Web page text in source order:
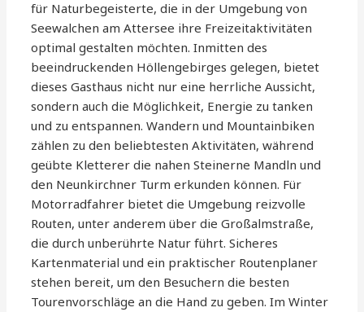
für Naturbegeisterte, die in der Umgebung von
Seewalchen am Attersee ihre Freizeitaktivitäten
optimal gestalten möchten. Inmitten des
beeindruckenden Höllengebirges gelegen, bietet
dieses Gasthaus nicht nur eine herrliche Aussicht,
sondern auch die Möglichkeit, Energie zu tanken
und zu entspannen. Wandern und Mountainbiken
zählen zu den beliebtesten Aktivitäten, während
geübte Kletterer die nahen Steinerne Mandln und
den Neunkirchner Turm erkunden können. Für
Motorradfahrer bietet die Umgebung reizvolle
Routen, unter anderem über die Großalmstraße,
die durch unberührte Natur führt. Sicheres
Kartenmaterial und ein praktischer Routenplaner
stehen bereit, um den Besuchern die besten
Tourenvorschläge an die Hand zu geben. Im Winter